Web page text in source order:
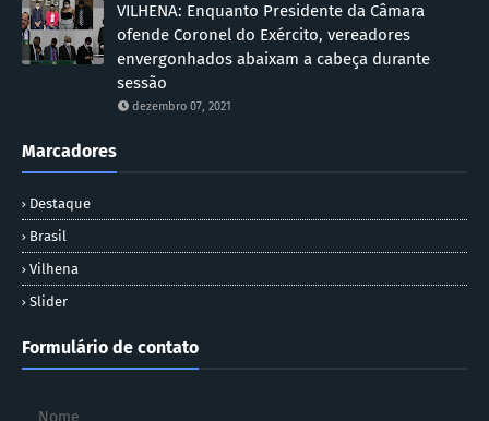
VILHENA: Enquanto Presidente da Câmara
ofende Coronel do Exército, vereadores
envergonhados abaixam a cabeça durante
sessão
dezembro 07, 2021
Marcadores
Destaque
Brasil
Vilhena
Slider
Formulário de contato
Nome